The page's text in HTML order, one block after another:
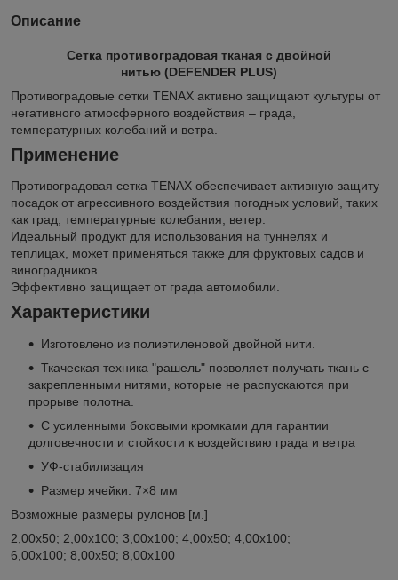
Описание
Сетка противоградовая тканая с двойной
нитью (DEFENDER PLUS)
Противоградовые сетки TENAX активно защищают культуры от
негативного атмосферного воздействия – града,
температурных колебаний и ветра.
Применение
Противоградовая сетка TENAX обеспечивает активную защиту
посадок от агрессивного воздействия погодных условий, таких
как град, температурные колебания, ветер.
Идеальный продукт для использования на туннелях и
теплицах, может применяться также для фруктовых садов и
виноградников.
Эффективно защищает от града автомобили.
Характеристики
Изготовлено из полиэтиленовой двойной нити.
Ткаческая техника "рашель" позволяет получать ткань с
закрепленными нитями, которые не распускаются при
прорыве полотна.
С усиленными боковыми кромками для гарантии
долговечности и стойкости к воздействию града и ветра
УФ-стабилизация
Размер ячейки: 7×8 мм
Возможные размеры рулонов [м.]
2,00x50; 2,00x100; 3,00x100; 4,00x50; 4,00x100;
6,00x100; 8,00x50; 8,00x100